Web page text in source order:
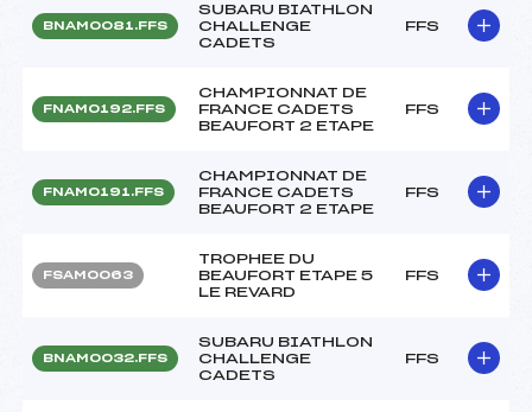
BNAM0081.FFS
SUBARU BIATHLON
CHALLENGE
CADETS
FFS
FNAM0192.FFS
CHAMPIONNAT DE
FRANCE CADETS
BEAUFORT 2 ETAPE
FFS
FNAM0191.FFS
CHAMPIONNAT DE
FRANCE CADETS
BEAUFORT 2 ETAPE
FFS
FSAM0063
TROPHEE DU
BEAUFORT ETAPE 5
LE REVARD
FFS
BNAM0032.FFS
SUBARU BIATHLON
CHALLENGE
CADETS
FFS